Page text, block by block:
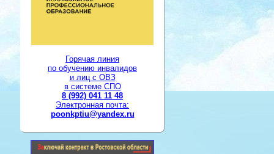
Горячая линия
по обучению инвалидов
и лиц с ОВЗ
в системе СПО
8 (992) 041 11 48
Электронная почта:
poonkptiu@yandex.ru